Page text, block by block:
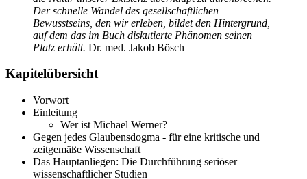
Der schnelle Wandel des gesellschaftlichen
Bewusstseins, den wir erleben, bildet den Hintergrund,
auf dem das im Buch diskutierte Phänomen seinen
Platz erhält. Dr. med. Jakob Bösch
Kapitelübersicht
Vorwort
Einleitung
Wer ist Michael Werner?
Gegen jedes Glaubensdogma - für eine kritische und
zeitgemäße Wissenschaft
Das Hauptanliegen: Die Durchführung seriöser
wissenschaftlicher Studien